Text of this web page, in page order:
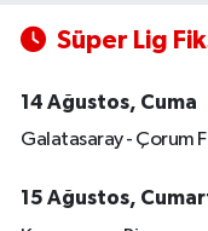
Süper Lig
14 Ağustos, Cuma
Galatasaray - Çorum
15 Ağustos,